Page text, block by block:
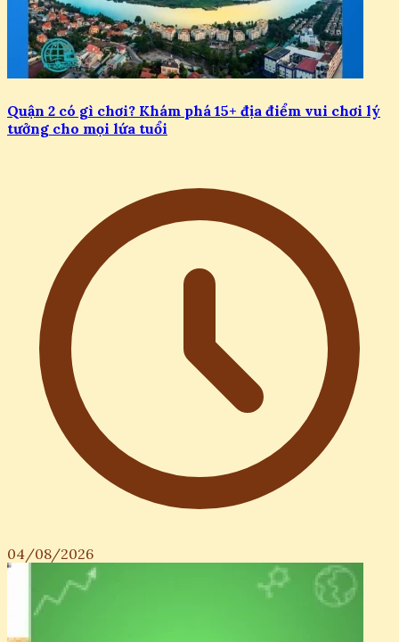
Quận 2 có gì chơi? Khám phá 15+ địa điểm vui chơi lý
tưởng cho mọi lứa tuổi
04/08/2026